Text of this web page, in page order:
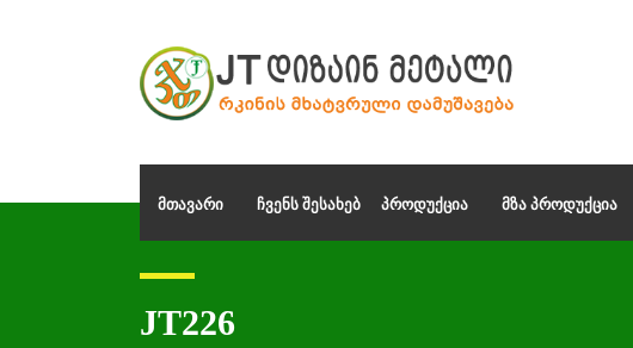
ᲛᲗᲐᲕᲐᲠᲘ ᲩᲕᲔᲜᲡ ᲨᲔᲡᲐᲮᲔᲑ ᲞᲠᲝᲓᲣᲥᲪᲘᲐ ᲛᲖᲐ ᲞᲠᲝᲓᲣᲥᲪᲘᲐ
JT226